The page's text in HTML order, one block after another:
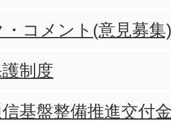
コメント(意見募集
制度
基盤整備推進交付